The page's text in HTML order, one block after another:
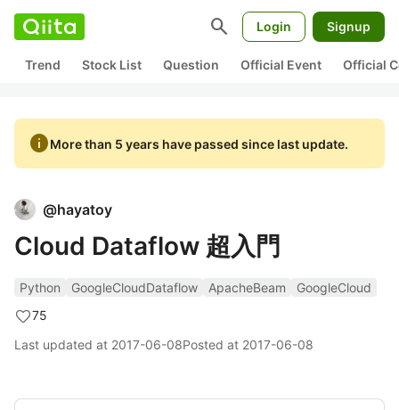
search Login Signup
Trend Stock List Question Official Event Official
infoMore than 5 years have passed since last update.
@hayatoy
Cloud Dataflow 超入門
Python GoogleCloudDataflow ApacheBeam
GoogleCloud
75
Last updated at 2017-06-08Posted at 2017-06-08